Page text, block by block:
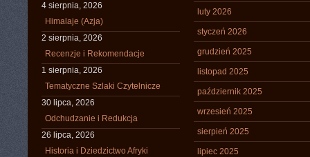
4 sierpnia, 2026
Himalaje (Azja)
2 sierpnia, 2026
Recenzje i Rekomendacje
1 sierpnia, 2026
Tematyczne Szlaki Czytelnicze
30 lipca, 2026
Odchudzanie i Redukcja
26 lipca, 2026
Historia i Dziedzictwo Afryki
luty 2026
styczeń 2026
grudzień 2025
listopad 2025
październik 2025
wrzesień 2025
sierpień 2025
lipiec 2025